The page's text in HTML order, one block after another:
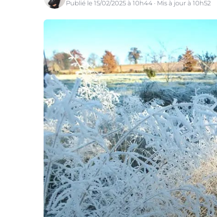
Publié le 15/02/2025 à 10h44 · Mis à jour à 10h52